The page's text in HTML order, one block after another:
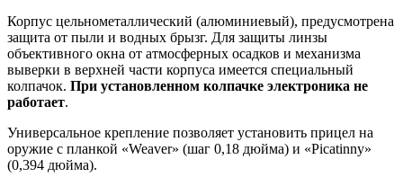
Корпус цельнометаллический (алюминиевый), предусмотрена
защита от пыли и водных брызг. Для защиты линзы
объективного окна от атмосферных осадков и механизма
выверки в верхней части корпуса имеется специальный
колпачок. При установленном колпачке электроника не
работает.
Универсальное крепление позволяет установить прицел на
оружие с планкой «Weaver» (шаг 0,18 дюйма) и «Picatinny»
(0,394 дюйма).